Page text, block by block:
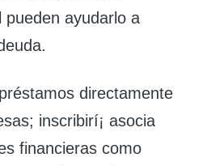
pueden ayudarlo a
directamente
inscribirí¡ asocia
financieras como